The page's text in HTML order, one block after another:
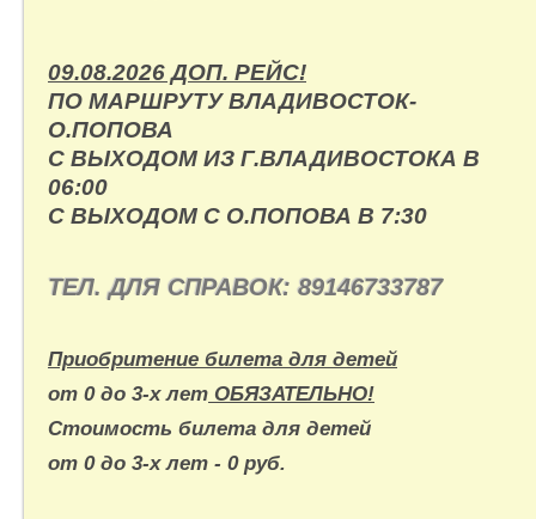
09.08.2026 ДОП. РЕЙС!
ПО МАРШРУТУ ВЛАДИВОСТОК-
О.ПОПОВА
С ВЫХОДОМ ИЗ Г.ВЛАДИВОСТОКА В
06:00
С ВЫХОДОМ С О.ПОПОВА В 7:30
ТЕЛ. ДЛЯ СПРАВОК: 89146733787
Приобритение билета для детей
от 0 до 3-х лет ОБЯЗАТЕЛЬНО!
Стоимость билета для детей
от 0 до 3-х лет - 0 руб.